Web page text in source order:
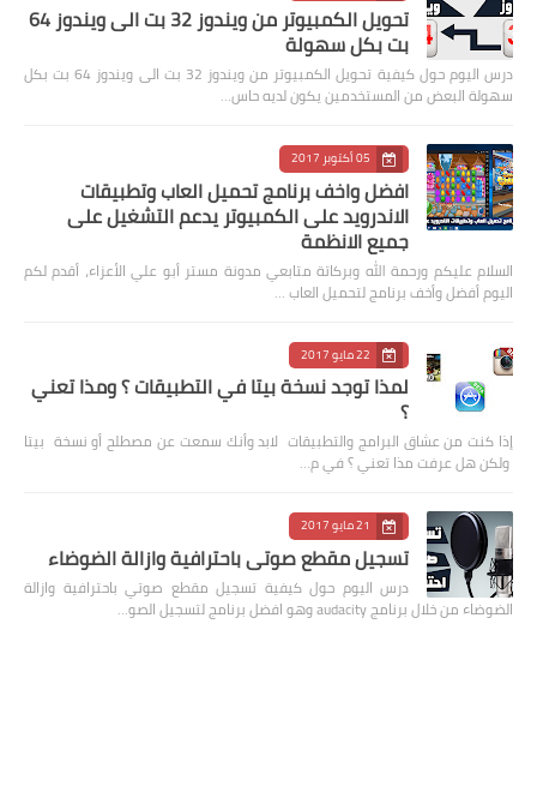
تحويل الكمبيوتر من ويندوز 32 بت الى ويندوز 64
بت بكل سهولة
درس اليوم حول كيفية تحويل الكمبيوتر من ويندوز 32 بت الى ويندوز 64 بت بكل
سهولة البعض من المستخدمين يكون لديه حاس…
05 أكتوبر 2017
افضل واخف برنامج تحميل العاب وتطبيقات
الاندرويد على الكمبيوتر يدعم التشغيل على
جميع الانظمة
السلام عليكم ورحمة الله وبركاتة متابعي مدونة مستر أبو علي الأعزاء، أقدم لكم
اليوم أفضل وأخف برنامج لتحميل العاب …
22 مايو 2017
لمذا توجد نسخة بيتا في التطبيقات ؟ ومذا تعني
؟
إذا كنت من عشاق البرامج والتطبيقات لابد وأنك سمعت عن مصطلح أو نسخة بيتا
ولكن هل عرفت مذا تعني ؟ في م…
21 مايو 2017
تسجيل مقطع صوتي باحترافية وازالة الضوضاء
درس اليوم حول كيفية تسجيل مقطع صوتي باحترافية وازالة
الضوضاء من خلال برنامج audacity وهو افضل برنامج لتسجيل الصو…